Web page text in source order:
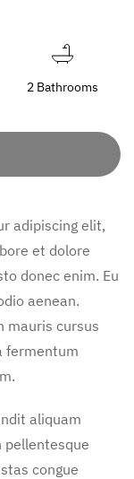
2 Bathrooms
adipiscing elit,
et dolore
donec enim. Eu
aenean.
mauris cursus
fermentum
aliquam
pellentesque
congue